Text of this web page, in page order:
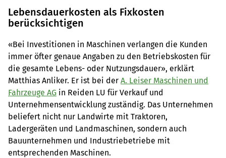
Lebensdauerkosten als Fixkosten
berücksichtigen
«Bei Investitionen in Maschinen verlangen die Kunden
immer öfter genaue Angaben zu den Betriebskosten für
die gesamte Lebens- oder Nutzungsdauer», erklärt
Matthias Anliker. Er ist bei der A. Leiser Maschinen und
Fahrzeuge AG in Reiden LU für Verkauf und
Unternehmensentwicklung zuständig. Das Unternehmen
beliefert nicht nur Landwirte mit Traktoren,
Ladergeräten und Landmaschinen, sondern auch
Bauunternehmen und Industriebetriebe mit
entsprechenden Maschinen.